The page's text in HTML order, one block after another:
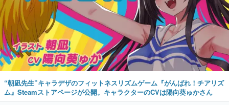
“朝凪先生”キャラデザのフィットネスリズムゲーム『がんばれ！チアリズ
ム』Steamストアページが公開。キャラクターのCVは陽向葵ゅかさん